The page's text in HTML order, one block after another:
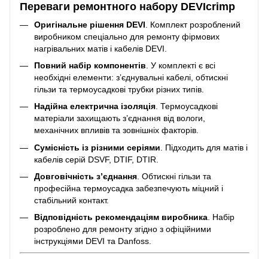
Переваги ремонтного набору DEVIcrimp
Оригінальне рішення DEVI . Комплект розроблений
виробником спеціально для ремонту фірмових
нагрівальних матів і кабелів DEVI.
Повний набір компонентів . У комплекті є всі
необхідні елементи: з’єднувальні кабелі, обтискні
гільзи та термоусадкові трубки різних типів.
Надійна електрична ізоляція. Термоусадкові
матеріали захищають з’єднання від вологи,
механічних впливів та зовнішніх факторів.
Сумісність із різними серіями . Підходить для матів і
кабелів серій DSVF, DTIF, DTIR.
Довговічність з’єднання . Обтискні гільзи та
професійна термоусадка забезпечують міцний і
стабільний контакт.
Відповідність рекомендаціям виробника. Набір
розроблено для ремонту згідно з офіційними
інструкціями DEVI та Danfoss.